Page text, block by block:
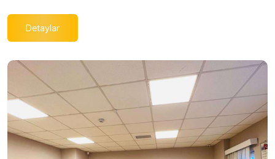
Detaylar